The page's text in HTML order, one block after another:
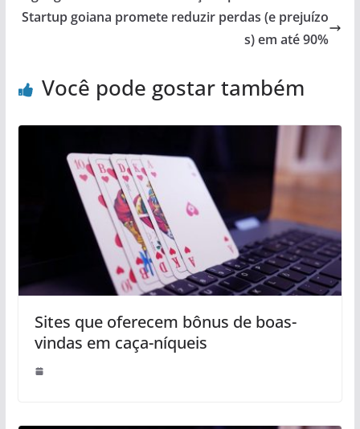
Startup goiana promete reduzir perdas (e prejuízo
s) em até 90%
Você pode gostar também
Sites que oferecem bônus de boas-
vindas em caça-níqueis